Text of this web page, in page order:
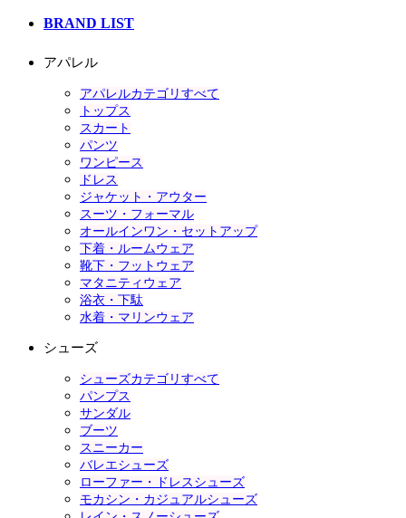
BRAND LIST
アパレル
アパレルカテゴリすべて
トップス
スカート
パンツ
ワンピース
ドレス
ジャケット・アウター
スーツ・フォーマル
オールインワン・セットアップ
下着・ルームウェア
靴下・フットウェア
マタニティウェア
浴衣・下駄
水着・マリンウェア
シューズ
シューズカテゴリすべて
パンプス
サンダル
ブーツ
スニーカー
バレエシューズ
ローファー・ドレスシューズ
モカシン・カジュアルシューズ